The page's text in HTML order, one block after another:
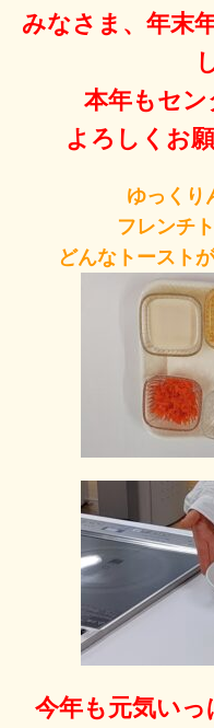
みなさま、年末
本年もセン
よろしくお
ゆっくり
フレンチ
どんなトースト
今年も元気い